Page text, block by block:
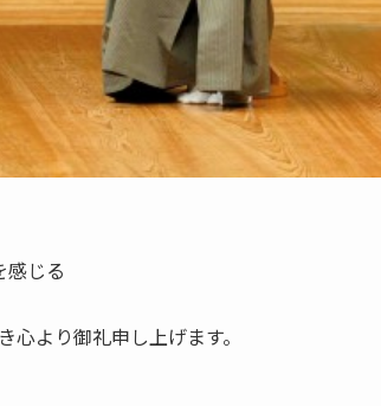
じる
より御礼申し上げます。